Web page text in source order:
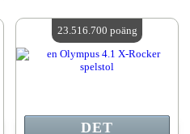
Antal tillgängliga:4
DET
23.516.700 poäng